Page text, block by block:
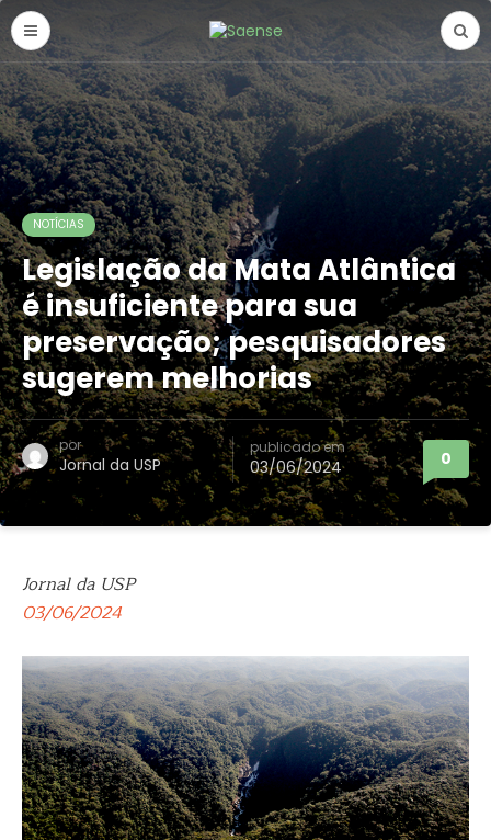
NOTÍCIAS
Legislação da Mata Atlântica
é insuficiente para sua
preservação; pesquisadores
sugerem melhorias
por
Jornal da USP
publicado em
03/06/2024 0
Jornal da USP
03/06/2024